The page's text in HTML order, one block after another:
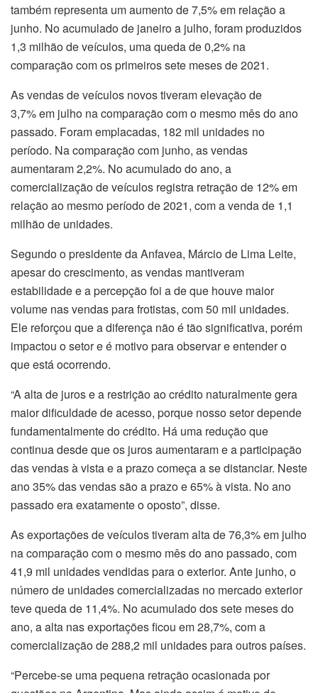
também representa um aumento de 7,5% em relação a
junho. No acumulado de janeiro a julho, foram produzidos
1,3 milhão de veículos, uma queda de 0,2% na
comparação com os primeiros sete meses de 2021.
As vendas de veículos novos tiveram elevação de
3,7% em julho na comparação com o mesmo mês do ano
passado. Foram emplacadas, 182 mil unidades no
período. Na comparação com junho, as vendas
aumentaram 2,2%. No acumulado do ano, a
comercialização de veículos registra retração de 12% em
relação ao mesmo período de 2021, com a venda de 1,1
milhão de unidades.
Segundo o presidente da Anfavea, Márcio de Lima Leite,
apesar do crescimento, as vendas mantiveram
estabilidade e a percepção foi a de que houve maior
volume nas vendas para frotistas, com 50 mil unidades.
Ele reforçou que a diferença não é tão significativa, porém
impactou o setor e é motivo para observar e entender o
que está ocorrendo.
“A alta de juros e a restrição ao crédito naturalmente gera
maior dificuldade de acesso, porque nosso setor depende
fundamentalmente do crédito. Há uma redução que
continua desde que os juros aumentaram e a participação
das vendas à vista e a prazo começa a se distanciar. Neste
ano 35% das vendas são a prazo e 65% à vista. No ano
passado era exatamente o oposto”, disse.
As exportações de veículos tiveram alta de 76,3% em julho
na comparação com o mesmo mês do ano passado, com
41,9 mil unidades vendidas para o exterior. Ante junho, o
número de unidades comercializadas no mercado exterior
teve queda de 11,4%. No acumulado dos sete meses do
ano, a alta nas exportações ficou em 28,7%, com a
comercialização de 288,2 mil unidades para outros países.
“Percebe-se uma pequena retração ocasionada por